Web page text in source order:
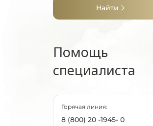
Найти
Помощь
специалиста
Горячая линия:
8 (800) 20 -1945- 0